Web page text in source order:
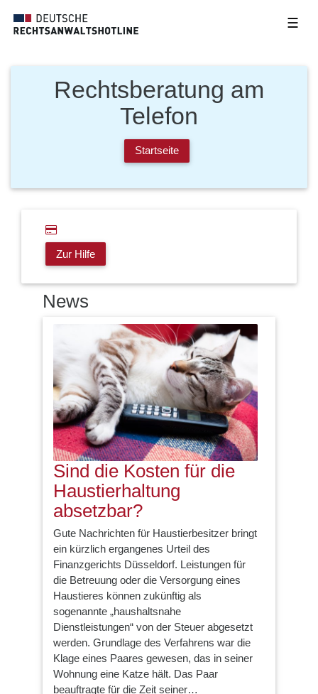
☰
Rechtsberatung am
Telefon
Startseite
Zur Hilfe
News
Sind die Kosten für die
Haustierhaltung
absetzbar?
Gute Nachrichten für Haustierbesitzer bringt
ein kürzlich ergangenes Urteil des
Finanzgerichts Düsseldorf. Leistungen für
die Betreuung oder die Versorgung eines
Haustieres können zukünftig als
sogenannte „haushaltsnahe
Dienstleistungen“ von der Steuer abgesetzt
werden. Grundlage des Verfahrens war die
Klage eines Paares gewesen, das in seiner
Wohnung eine Katze hält. Das Paar
beauftragte für die Zeit seiner…